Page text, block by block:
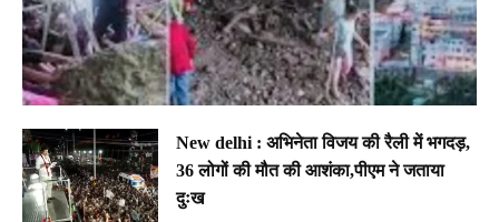
New delhi : अभिनेता विजय की रैली में भगदड़,
36 लोगों की मौत की आशंका,पीएम ने जताया
दुःख